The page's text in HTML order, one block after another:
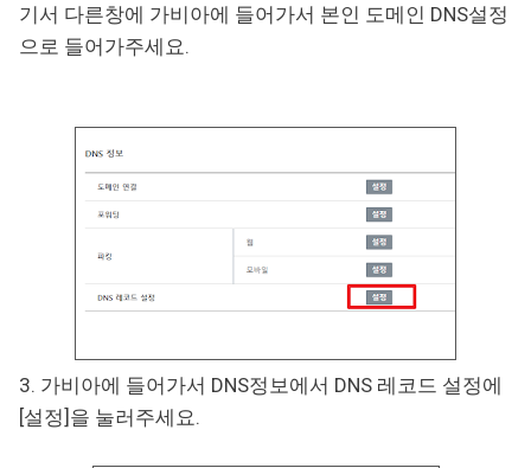
기서 다른창에 가비아에 들어가서 본인 도메인 DNS설정
으로 들어가주세요.
3. 가비아에 들어가서 DNS정보에서 DNS 레코드 설정에
[설정]을 눌러주세요.